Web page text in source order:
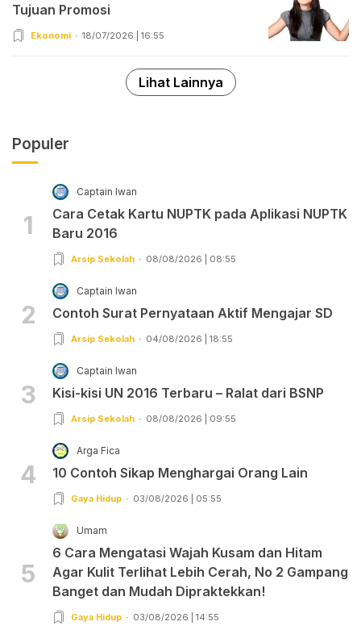
Tujuan Promosi
Ekonomi 18/07/2026 | 16:55
Lihat Lainnya
Populer
1
Captain Iwan
Cara Cetak Kartu NUPTK pada Aplikasi NUPTK
Baru 2016
Arsip Sekolah 08/08/2026 | 08:55
2
Captain Iwan
Contoh Surat Pernyataan Aktif Mengajar SD
Arsip Sekolah 04/08/2026 | 18:55
3
Captain Iwan
Kisi-kisi UN 2016 Terbaru – Ralat dari BSNP
Arsip Sekolah 08/08/2026 | 09:55
4
Arga Fica
10 Contoh Sikap Menghargai Orang Lain
Gaya Hidup 03/08/2026 | 05:55
5
Umam
6 Cara Mengatasi Wajah Kusam dan Hitam
Agar Kulit Terlihat Lebih Cerah, No 2 Gampang
Banget dan Mudah Dipraktekkan!
Gaya Hidup 03/08/2026 | 14:55